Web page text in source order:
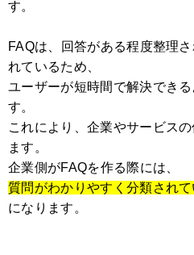
す。
FAQは、回答がある程度整理
れているため、
ユーザーが短時間で解決でき
す。
これにより、企業やサービス
ます。
企業側がFAQを作る際には、
質問がわかりやすく分類され
になります。